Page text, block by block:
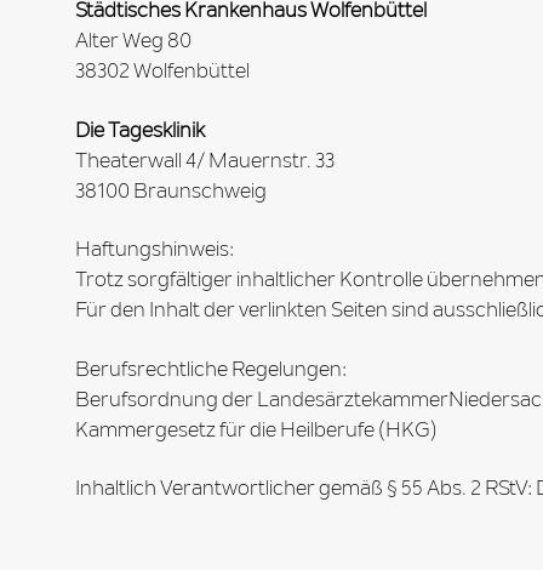
Städtisches Krankenhaus Wolfenbüttel
Alter Weg 80
38302 Wolfenbüttel
Die Tagesklinik
Theaterwall 4/ Mauernstr. 33
38100 Braunschweig
Haftungshinweis:
Trotz sorgfältiger inhaltlicher Kontrolle
Für den Inhalt der verlinkten Seiten sind
Berufsrechtliche Regelungen:
Berufsordnung der
Kammergesetz für die Heilberufe (HKG)
Inhaltlich Verantwortlicher gemäß § 55 Abs. 2